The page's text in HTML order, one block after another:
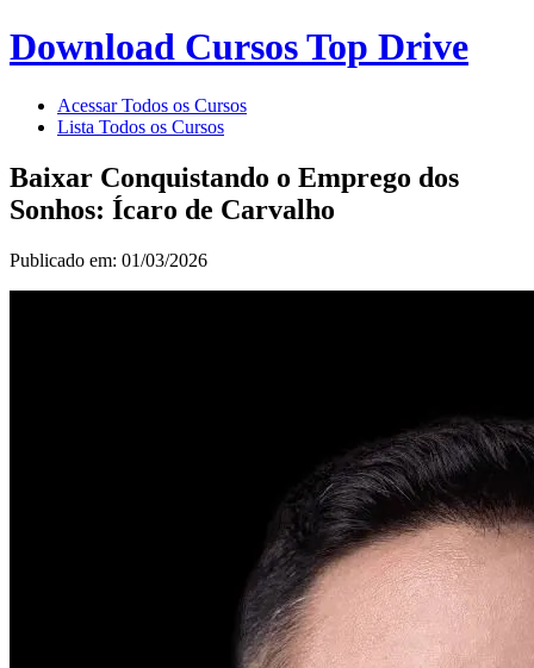
Download Cursos Top Drive
Acessar Todos os Cursos
Lista Todos os Cursos
Baixar Conquistando o Emprego dos
Sonhos: Ícaro de Carvalho
Publicado em: 01/03/2026